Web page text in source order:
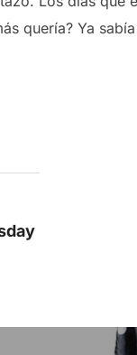
quería? Ya